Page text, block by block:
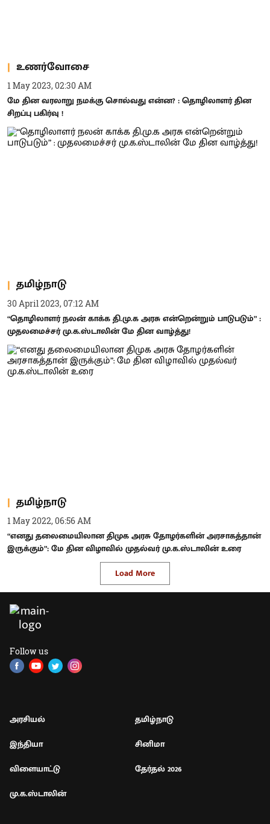
உணர்வோசை
1 May 2023, 02:30 AM
மே தின வரலாறு நமக்கு சொல்வது என்ன? : தொழிலாளர் தின
சிறப்பு பகிர்வு !
தமிழ்நாடு
30 April 2023, 07:12 AM
“தொழிலாளர் நலன் காக்க தி.மு.க அரசு என்றென்றும் பாடுபடும்” :
முதலமைச்சர் மு.க.ஸ்டாலின் மே தின வாழ்த்து!
தமிழ்நாடு
1 May 2022, 06:56 AM
“எனது தலைமையிலான திமுக அரசு தோழர்களின் அரசாகத்தான்
இருக்கும்”: மே தின விழாவில் முதல்வர் மு.க.ஸ்டாலின் உரை
Load More
Follow us
அரசியல்
தமிழ்நாடு
இந்தியா
சினிமா
விளையாட்டு
தேர்தல் 2026
மு.க.ஸ்டாலின்